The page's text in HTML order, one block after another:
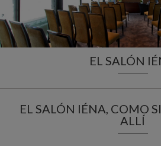
EL SALÓN
EL SALÓN IÉNA, COMO
ALLÍ